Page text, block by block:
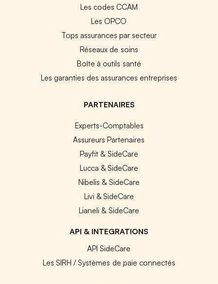
Les codes CCAM
Les OPCO
Tops assurances par secteur
Réseaux de soins
Boîte à outils santé
Les garanties des assurances entreprises
PARTENAIRES
Experts-Comptables
Assureurs Partenaires
Payfit & SideCare
Lucca & SideCare
Nibelis & SideCare
Livi & SideCare
Lianeli & SideCare
API & INTEGRATIONS
API SideCare
Les SIRH / Systèmes de paie connectés